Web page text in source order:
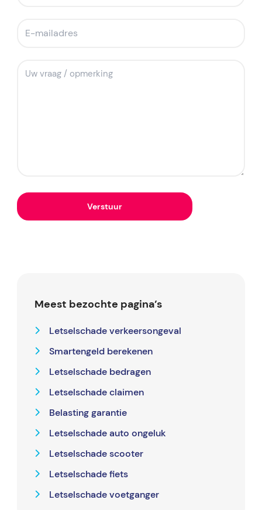
Meest bezochte pagina’s
Letselschade verkeersongeval
Smartengeld berekenen
Letselschade bedragen
Letselschade claimen
Belasting garantie
Letselschade auto ongeluk
Letselschade scooter
Letselschade fiets
Letselschade voetganger